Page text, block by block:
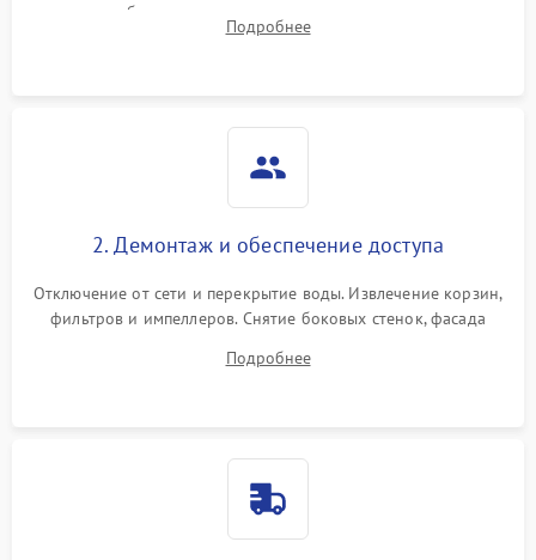
жалоб на отсутствие слива, нагрева, вращения
разбрызгивателей или срабатывание системы защиты
Подробнее
2. Демонтаж и обеспечение доступа
Отключение от сети и перекрытие воды. Извлечение корзин,
фильтров и импеллеров. Снятие боковых стенок, фасада
циркуляционному насосу, ТЭНу и сливной помпе.
Подробнее